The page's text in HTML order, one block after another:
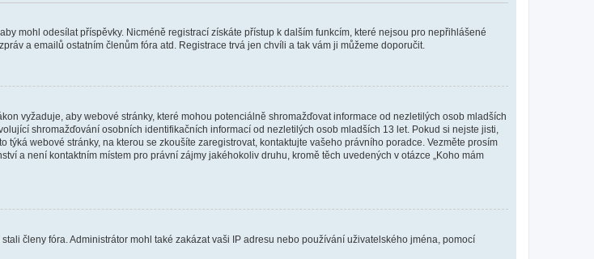
mohl odesílat příspěvky. Nicméně registrací získáte přístup k dalším funkcím, které nejsou pro nepřihlášené
a emailů ostatním členům fóra atd. Registrace trvá jen chvíli a tak vám ji můžeme doporučit.
vyžaduje, aby webové stránky, které mohou potenciálně shromažďovat informace od nezletilých osob mladších
shromažďování osobních identifikačních informací od nezletilých osob mladších 13 let. Pokud si nejste jisti,
webové stránky, na kterou se zkoušíte zaregistrovat, kontaktujte vašeho právního poradce. Vezměte prosím
a není kontaktním místem pro právní zájmy jakéhokoliv druhu, kromě těch uvedených v otázce „Koho mám
členy fóra. Administrátor mohl také zakázat vaši IP adresu nebo používání uživatelského jména, pomocí